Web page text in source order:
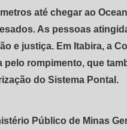
até chegar ao
As pessoas
e justiça. Em Itabira, a
pelo rompimento, que
do Sistema Pontal.
Público de Minas